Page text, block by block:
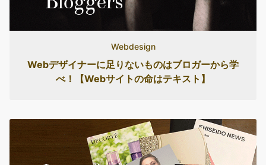
Webdesign
Webデザイナーに足りないものはブロガーから学
べ！【Webサイトの命はテキスト】